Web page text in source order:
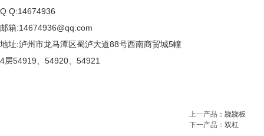
Q Q:14674936
邮箱:14674936@qq.com
地址:泸州市龙马潭区蜀泸大道88号西南商贸城5幢
4层54919、54920、54921
上一产品 ： 跷跷板
下一产品 ： 双杠